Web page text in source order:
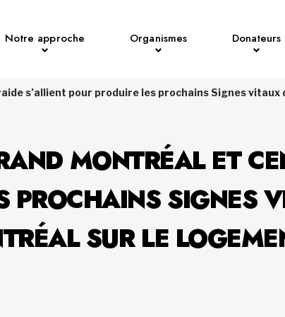
Notre approche Organismes Donateurs
s’allient pour produire les prochains Signes
MONTRÉAL ET
PROCHAINS SIGNES
SUR LE